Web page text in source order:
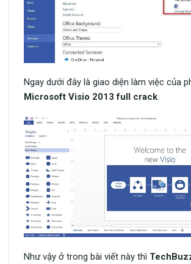
Ngay dưới đây là giao diện làm việc của
Microsoft Visio 2013 full crack.
Như vậy ở trong bài viết này thì